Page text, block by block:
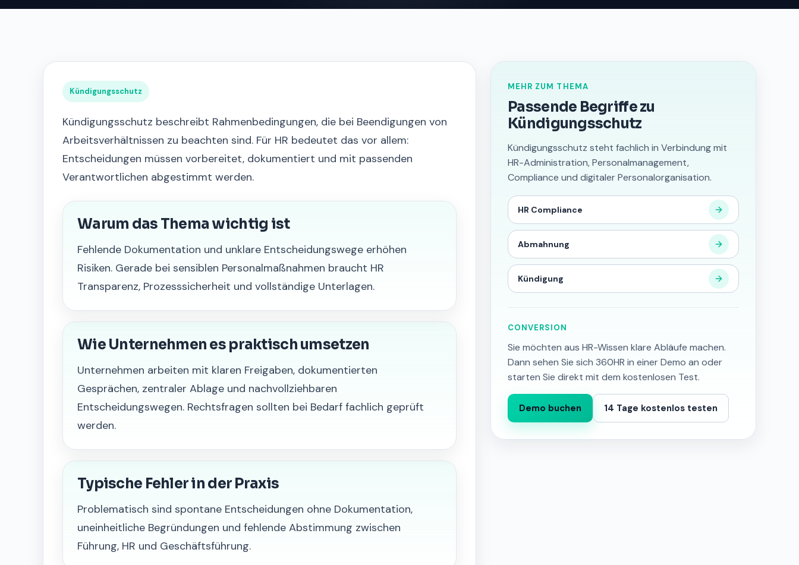
Kündigungsschutz
Kündigungsschutz beschreibt Rahmenbedingungen, die bei Beendigungen von
Arbeitsverhältnissen zu beachten sind. Für HR bedeutet das vor allem:
Entscheidungen müssen vorbereitet, dokumentiert und mit passenden
Verantwortlichen abgestimmt werden.
Warum das Thema wichtig ist
Fehlende Dokumentation und unklare Entscheidungswege erhöhen
Risiken. Gerade bei sensiblen Personalmaßnahmen braucht HR
Transparenz, Prozesssicherheit und vollständige Unterlagen.
Wie Unternehmen es praktisch umsetzen
Unternehmen arbeiten mit klaren Freigaben, dokumentierten
Gesprächen, zentraler Ablage und nachvollziehbaren
Entscheidungswegen. Rechtsfragen sollten bei Bedarf fachlich geprüft
werden.
Typische Fehler in der Praxis
Problematisch sind spontane Entscheidungen ohne Dokumentation,
uneinheitliche Begründungen und fehlende Abstimmung zwischen
Führung, HR und Geschäftsführung.
MEHR ZUM THEMA
Passende Begriffe zu
Kündigungsschutz
Kündigungsschutz steht fachlich in Verbindung mit
HR-Administration, Personalmanagement,
Compliance und digitaler Personalorganisation.
HR Compliance
Abmahnung
Kündigung
CONVERSION
Sie möchten aus HR-Wissen klare Abläufe machen.
Dann sehen Sie sich 360HR in einer Demo an oder
starten Sie direkt mit dem kostenlosen Test.
Demo buchen 14 Tage kostenlos testen